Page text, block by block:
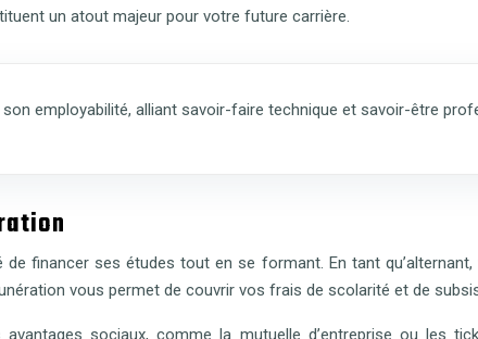
un atout majeur pour votre future carrière.
employabilité, alliant savoir-faire technique et savoir-être
de financer ses études tout en se formant. En tant
vous permet de couvrir vos frais de scolarité et de
sociaux, comme la mutuelle d’entreprise ou les